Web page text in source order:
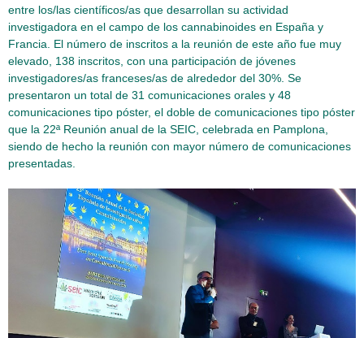
entre los/las científicos/as que desarrollan su actividad
investigadora en el campo de los cannabinoides en España y
Francia. El número de inscritos a la reunión de este año fue muy
elevado, 138 inscritos, con una participación de jóvenes
investigadores/as franceses/as de alrededor del 30%. Se
presentaron un total de 31 comunicaciones orales y 48
comunicaciones tipo póster, el doble de comunicaciones tipo póster
que la 22ª Reunión anual de la SEIC, celebrada en Pamplona,
siendo de hecho la reunión con mayor número de comunicaciones
presentadas.